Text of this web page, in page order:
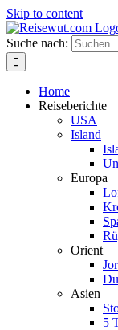
Skip to content
Suche nach:
Home
Reiseberichte
USA
Island
Europa
Orient
Asien
5